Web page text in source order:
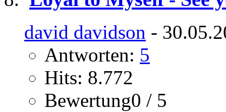
david davidson -
Antworten: 5
Hits: 8.772
Bewertung0 / 5